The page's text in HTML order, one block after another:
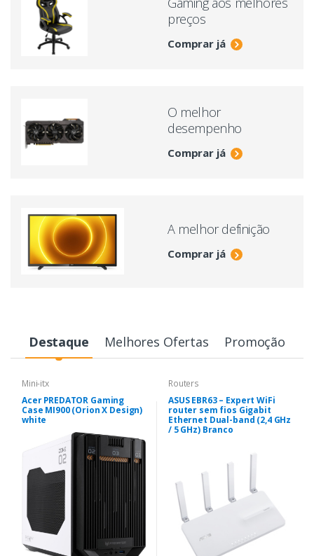
preços
Comprar já
O melhor
desempenho
Comprar já
A melhor definição
Comprar já
Destaque Melhores Ofertas Promoção
Mini-itx
Acer PREDATOR Gaming
Case MI900 (Orion X Design)
white
Routers
ASUS EBR63 – Expert WiFi
router sem fios Gigabit
Ethernet Dual-band (2,4 GHz
/ 5 GHz) Branco